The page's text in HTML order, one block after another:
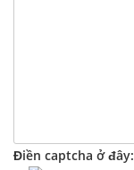
Điền captcha ở đây: